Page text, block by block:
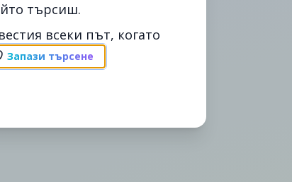
търсиш.
всеки път, когато
Запази търсене